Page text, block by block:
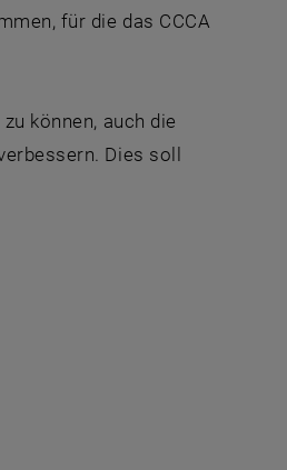
für die das CCCA
können, auch die
Dies soll